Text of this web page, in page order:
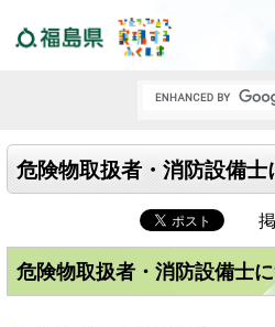
危険物取扱者・消防設備士
掲
危険物取扱者・消防設備士